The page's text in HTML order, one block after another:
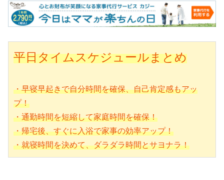
平日タイムスケジュールまとめ
・早寝早起きで自分時間を確保、自己肯定感もアッ
プ！
・通勤時間を短縮して家庭時間を確保！
・帰宅後、すぐに入浴で家事の効率アップ！
・就寝時間を決めて、ダラダラ時間とサヨナラ！